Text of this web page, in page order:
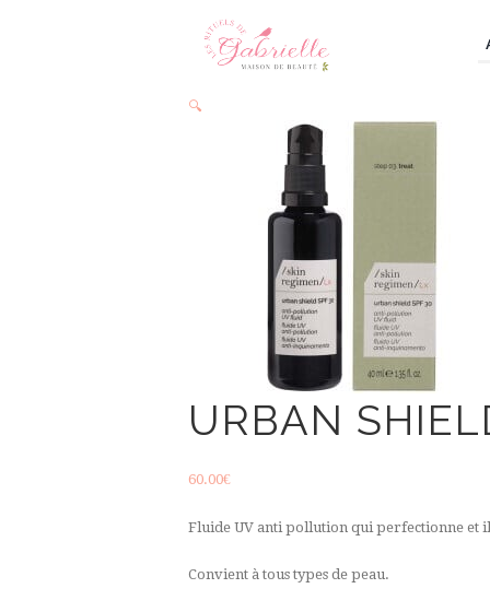
🔍
URBAN
60.00€
Fluide UV anti pollution qui perfectionne et
Convient à tous types de peau.